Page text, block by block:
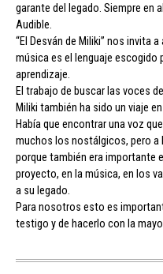
garante del legado. Siempre en
Audible.
“El Desván de Miliki” nos invita
música es el lenguaje escogido
aprendizaje.
El trabajo de buscar las voces
Miliki también ha sido un viaje
Había que encontrar una voz
muchos los nostálgicos, pero a
porque también era importante
proyecto, en la música, en los
a su legado.
Para nosotros esto es
testigo y de hacerlo con la